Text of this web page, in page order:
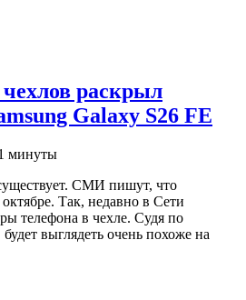
раскрыл
Galaxy S26 FE
минуты
СМИ пишут, что
Так, недавно в Сети
телефона в чехле. Судя по
выглядеть очень похоже на